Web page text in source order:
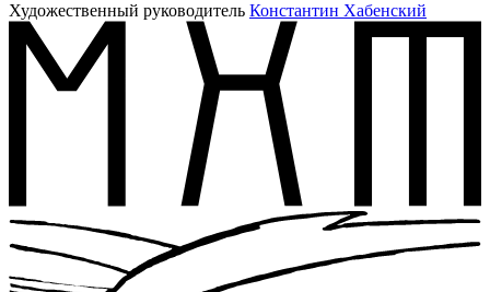
Художественный руководитель Константин Хабенский